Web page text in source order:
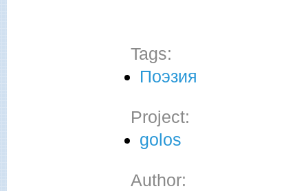
Tags:
Поэзия
Project:
golos
Author: